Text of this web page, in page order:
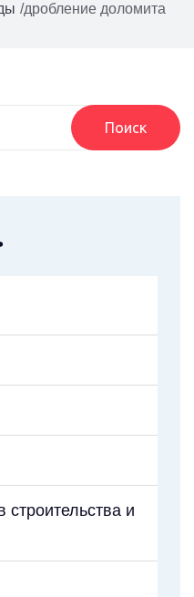
/дробление доломита
Поиск
строительства и